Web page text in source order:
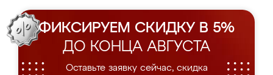
ФИКСИРУЕМ СКИДКУ В 5%
ДО КОНЦА АВГУСТА
Оставьте заявку сейчас, скидка